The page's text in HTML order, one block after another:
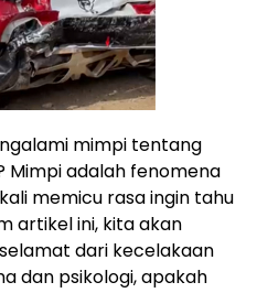
mimpi tentang
Mimpi adalah fenomena
memicu rasa ingin tahu
artikel ini, kita akan
dari kecelakaan
dan psikologi, apakah